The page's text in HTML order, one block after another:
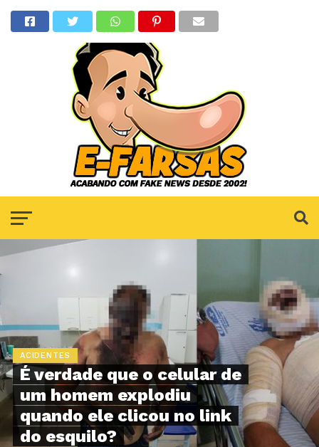
ACIDENTES
É verdade que o celular de
um homem explodiu
quando ele clicou no link
do esquilo?